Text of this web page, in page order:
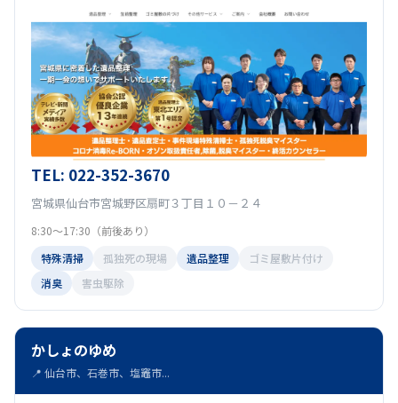
TEL: 022-352-3670
宮城県仙台市宮城野区扇町３丁目１０－２４
8:30～17:30（前後あり）
特殊清掃
孤独死の現場 遺品整理
ゴミ屋敷片付け
消臭
害虫駆除
かしょのゆめ
📍 仙台市、石巻市、塩竈市...